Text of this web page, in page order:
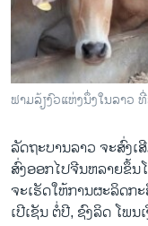
ທຸລະກິດ
ພາສາອັງກິດ
ວີດີໂອ
ລາຍການກະຈາຍສຽງ
ລາຍງານ
ຕິດຕາມພວກເຮົາ ທີ່
ຟາມລ້ຽງົວແຫ່ງນຶ່ງໃນລາວ
ລັດຖະບານລາວ ຈະສົ່ງ
ສົ່ງອອກໄປຈີນຫລາຍຂຶ້ນ
ຈະເຮັດໃຫ້ການຜະລິດກ
ເປີເຊັນ ຕໍ່ປີ, ຊົງລິດ ໂພນ